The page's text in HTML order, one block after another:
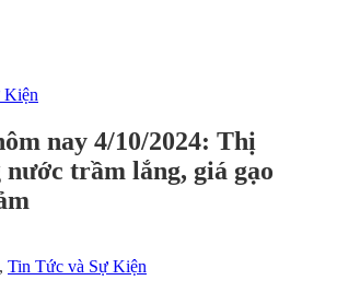
Kiện
nay 4/10/2024: Thị
trầm lắng, giá gạo
, Tin Tức và Sự Kiện